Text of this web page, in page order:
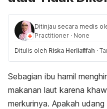
Ditinjau secara medis
Practitioner · None
Ditulis oleh Riska Herliafifah ·
Sebagian ibu hamil
makanan laut karena
merkurinya. Apakah udang